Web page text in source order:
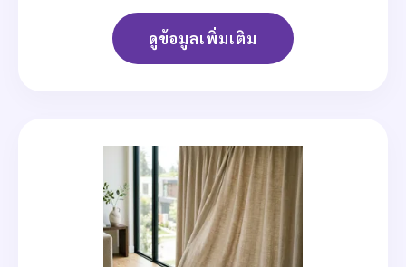
ดูข้อมูลเพิ่มเติม